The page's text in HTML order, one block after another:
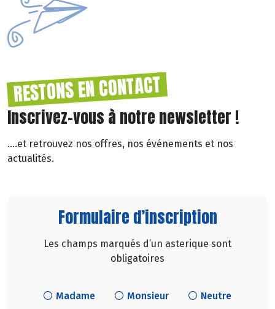
RESTONS EN CONTACT
Inscrivez-vous à notre newsletter !
....et retrouvez nos offres, nos événements et nos
actualités.
Formulaire d’inscription
Les champs marqués d’un asterique sont
obligatoires
Madame Monsieur Neutre